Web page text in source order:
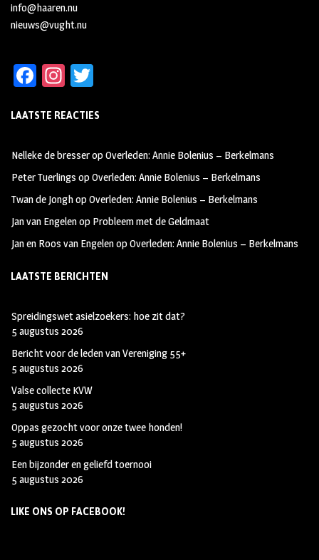
info@haaren.nu
nieuws@vught.nu
Fa
b
oo
k
In
ag
m
tt
LAATSTE REACTIES
Nelleke de bresseropOverleden: Annie Bolenius – Berkelmans
Peter Tuerlings opOverleden: Annie Bolenius – Berkelmans
Twan de JonghopOverleden: Annie Bolenius – Berkelmans
Jan van Engelenop Probleem met de Geldmaat
Jan en Roos van EngelenopOverleden: Annie Bolenius – Berkelmans
LAATSTE BERICHTEN
Spreidingswet asielzoekers: hoe zit dat?
5 augustus 2026
Bericht voor de leden van Vereniging 55+
5 augustus 2026
Valse collecte KVW
5 augustus 2026
Oppas gezocht voor onze twee honden!
5 augustus 2026
Een bijzonder en geliefd toernooi
5 augustus 2026
LIKE ONS OP FACEBOOK!